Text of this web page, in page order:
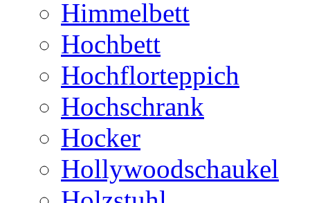
Himmelbett
Hochbett
Hochflorteppich
Hochschrank
Hocker
Hollywoodschaukel